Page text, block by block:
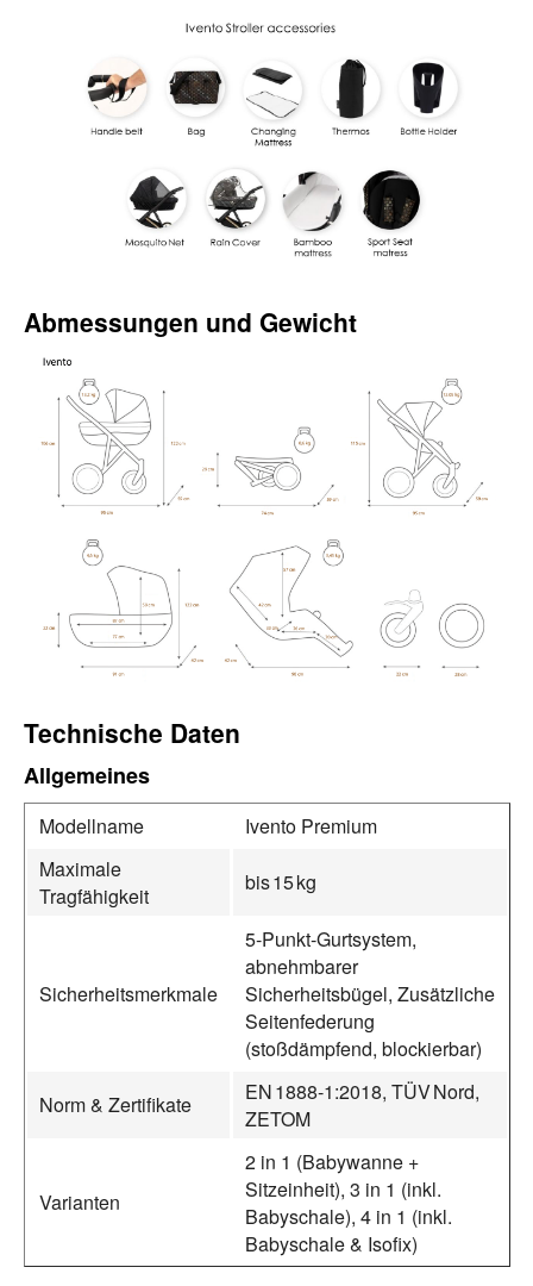
Abmessungen und Gewicht
Technische Daten
Allgemeines
Modellname
Ivento Premium
Maximale
Tragfähigkeit
bis 15 kg
Sicherheitsmerkmale
5‑Punkt‑Gurtsystem,
abnehmbarer
Sicherheitsbügel, Zusätzliche
Seitenfederung
(stoßdämpfend, blockierbar)
Norm & Zertifikate
EN 1888‑1:2018, TÜV Nord,
ZETOM
Varianten
2 in 1 (Babywanne +
Sitzeinheit), 3 in 1 (inkl.
Babyschale), 4 in 1 (inkl.
Babyschale & Isofix)